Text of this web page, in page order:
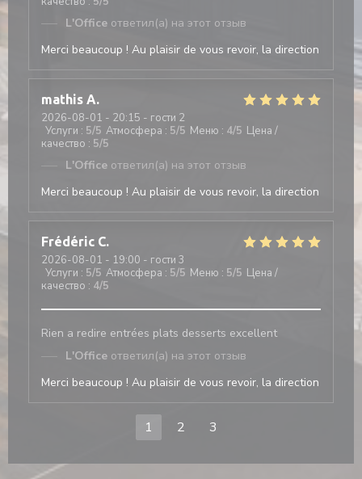
L'Office ответил(а) на этот отзыв
Merci beaucoup ! Au plaisir de vous revoir, la direction
mathis A
2026-08-01 - 20:15 - гости 2
Услуги : 5/5 Атмосфера : 5/5 Меню : 4/5 Цена /
качество : 5/5
L'Office ответил(а) на этот отзыв
Merci beaucoup ! Au plaisir de vous revoir, la direction
Frédéric C
2026-08-01 - 19:00 - гости 3
Услуги : 5/5 Атмосфера : 5/5 Меню : 5/5 Цена /
качество : 4/5
Rien a redire entrées plats desserts excellent
L'Office ответил(а) на этот отзыв
Merci beaucoup ! Au plaisir de vous revoir, la direction
1 2 3